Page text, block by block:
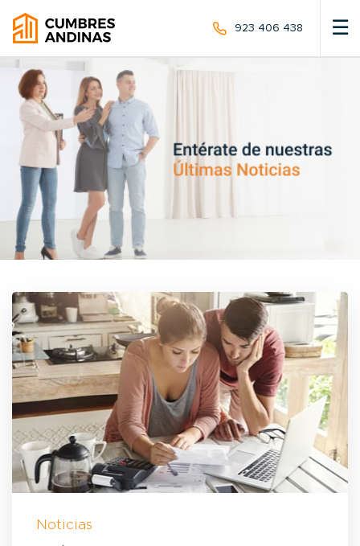
923 406 438 ☰
POST VENTA
NUESTROS PROYECTOS
BLOG
Noticias